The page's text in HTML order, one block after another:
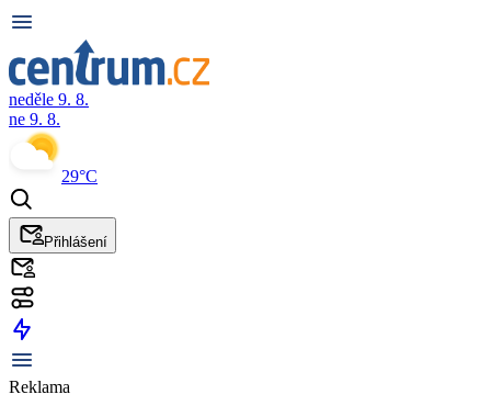
neděle 9. 8.
ne 9. 8.
29°C
Přihlášení
Reklama